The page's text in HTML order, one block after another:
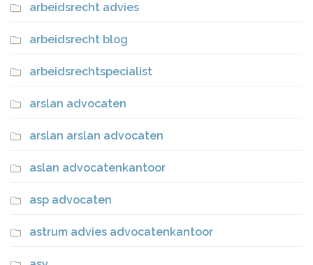
arbeidsrecht advies
arbeidsrecht blog
arbeidsrechtspecialist
arslan advocaten
arslan arslan advocaten
aslan advocatenkantoor
asp advocaten
astrum advies advocatenkantoor